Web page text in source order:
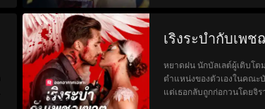
เริงระบำกับเพ
หยาดฝน นักบัลเลต์ผู้เติบโ
ตำแหน่งของตัวเองในคณะ
แต่เธอกลับถูกก่อกวนโดยจิ